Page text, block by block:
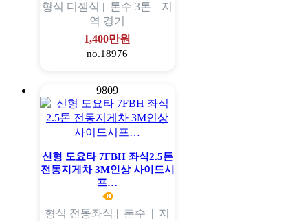
형식 디젤식 | 톤수 3톤 | 지
역 경기
1,400만원
no.18976
9809
신형 도요타 7FBH 좌식2.5톤
전동지게차 3M인상 사이드시
프…
형식 전동좌식 | 톤수 | 지